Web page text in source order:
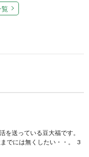
を送っている豆大福です。
でには無くしたい・・。 3